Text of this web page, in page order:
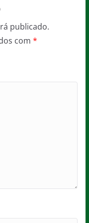
publicado.
com *